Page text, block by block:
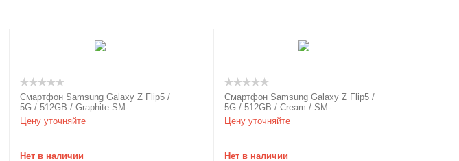
Смартфон Samsung Galaxy Z Flip5 /
5G / 512GB / Graphite SM-
F731BZAHSKZ / Type-C / 3700мАч /
3.2ГГц
Цену уточняйте
Нет в наличии
Смартфон Samsung Galaxy Z Flip5 /
5G / 512GB / Cream / SM-
F731BZEHSKZ / 6.7" / 3700мАч /
3.2ГГц /...
Цену уточняйте
Нет в наличии